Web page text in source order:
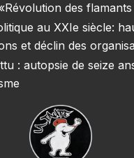
des
au XXIe siècle:
et déclin des
: autopsie de seize